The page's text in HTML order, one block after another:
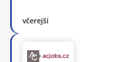
včerejší